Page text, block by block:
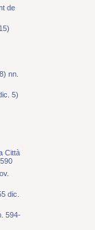
de
nn.
5)
Città
dic.
594-